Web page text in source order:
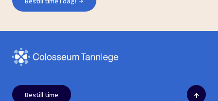
Bestill time ↑